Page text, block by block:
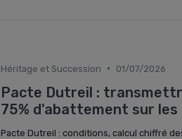
Héritage et Succession • 01/07/2026
Pacte Dutreil :
75% d'abattement sur
Pacte Dutreil : conditions, calcul chiffré